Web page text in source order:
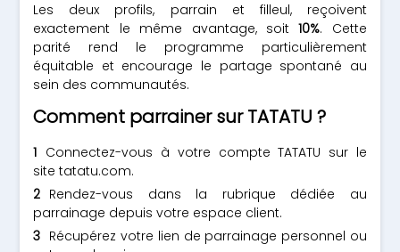
Les deux profils, parrain et filleul, reçoivent
exactement le même avantage, soit10%. Cette
parité rend le programme particulièrement
équitable et encourage le partage spontané au
sein des communautés.
Comment parrainer sur TATATU ?
Connectez-vous à votre compte TATATU sur le
site tatatu.com.
Rendez-vous dans la rubrique dédiée au
parrainage depuis votre espace client.
Récupérez votre lien de parrainage personnel ou